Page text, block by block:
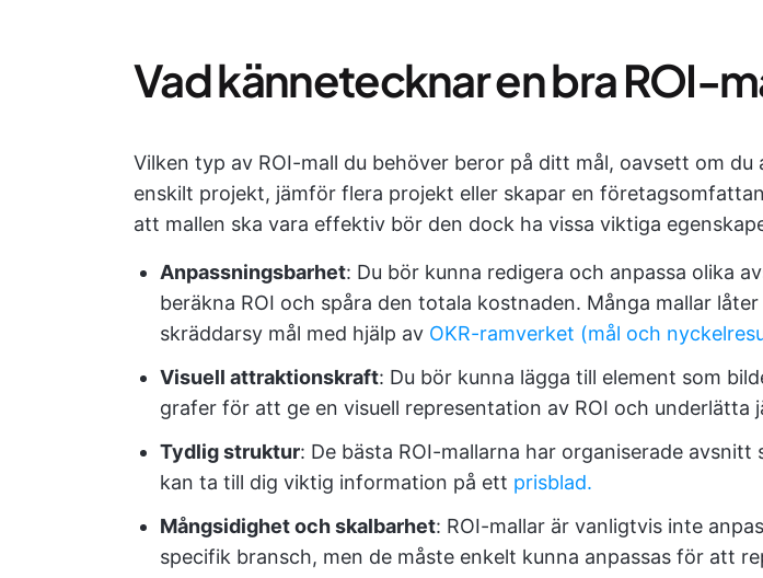
Vad kännetecknar en bra ROI-
Vilken typ av ROI-mall du behöver beror på ditt mål, oavsett om du
enskilt projekt, jämför flera projekt eller skapar en
att mallen ska vara effektiv bör den dock ha vissa viktiga
Anpassningsbarhet: Du bör kunna redigera och anpassa olika
beräkna ROI och spåra den totala kostnaden. Många mallar
skräddarsy mål med hjälp av OKR-ramverket (mål och
Visuell attraktionskraft: Du bör kunna lägga till element som
grafer för att ge en visuell representation av ROI och underlätta
Tydlig struktur: De bästa ROI-mallarna har organiserade avsnitt
kan ta till dig viktig information på ett prisblad.
Mångsidighet och skalbarhet: ROI-mallar är vanligtvis inte
specifik bransch, men de måste enkelt kunna anpassas för att